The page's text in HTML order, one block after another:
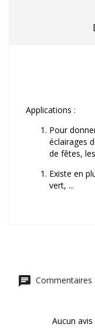
Applications :
Pour
éclairages
de fêtes,
Existe en
vert, ...
Commentaires
Aucun